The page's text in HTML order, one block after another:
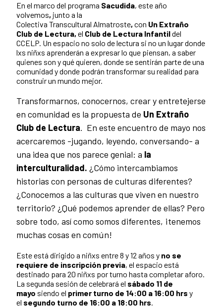
En el marco del programa Sacudida, este año
volvemos, junto a la
Colectiva Transcultural Almatroste, con Un Extraño
Club de Lectura, el Club de Lectura Infantildel
CCELP. Un espacio no solo de lectura si no un lugar donde
lxs niñxs aprenderán a expresar lo que piensan, a saber
quienes son y qué quieren, donde se sentirán parte de una
comunidad y donde podrán transformar su realidad para
construir un mundo mejor.
Transformarnos, conocernos, crear y entretejerse
en comunidad es la propuesta de Un Extraño
Club de Lectura. En este encuentro de mayo nos
acercaremos -jugando, leyendo, conversando- a
una idea que nos parece genial: a la
interculturalidad. ¿Cómo intercambiamos
historias con personas de culturas diferentes?
¿Conocemos a las culturas que viven en nuestro
territorio? ¿Qué podemos aprender de ellas? Pero
sobre todo, así como somos diferentes, ¡tenemos
muchas cosas en común!
Este está dirigido a niñxs entre 8 y 12 años y no se
requiere de inscripción previa, el espacio está
destinado para 20 niñxs por turno hasta completar aforo.
La segunda sesión de celebrará el sábado 11 de
mayo siendo el primer turno de 14:00 a 16:00 hrs y
el segundo turno de 16:00 a 18:00 hrs.